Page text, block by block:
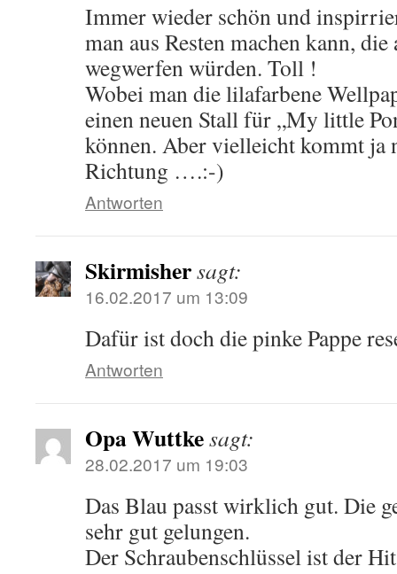
Immer wieder schön und
man aus Resten machen kann,
wegwerfen würden. Toll !
Wobei man die lilafarbene
einen neuen Stall für „My little
können. Aber vielleicht kommt ja
Richtung ….:-)
Antworten
Skirmishersagt:
16.02.2017 um 13:09
Dafür ist doch die pinke Pappe
Antworten
Opa Wuttkesagt:
28.02.2017 um 19:03
Das Blau passt wirklich gut. Die
sehr gut gelungen.
Der Schraubenschlüssel ist der